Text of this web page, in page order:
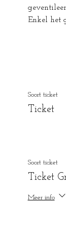
Enkel het
Soort ticket
Ticket
Soort ticket
Ticket
Meer info